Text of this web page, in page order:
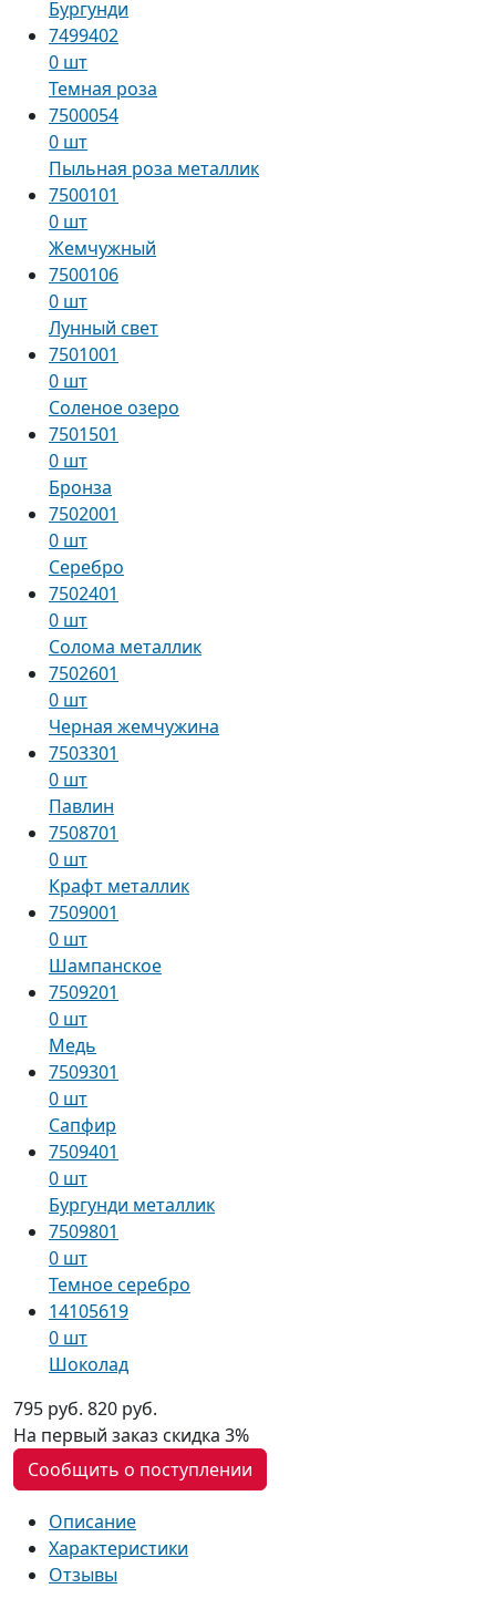
Бургунди
7499402
0 шт
Темная роза
7500054
0 шт
Пыльная роза металлик
7500101
0 шт
Жемчужный
7500106
0 шт
Лунный свет
7501001
0 шт
Соленое озеро
7501501
0 шт
Бронза
7502001
0 шт
Серебро
7502401
0 шт
Солома металлик
7502601
0 шт
Черная жемчужина
7503301
0 шт
Павлин
7508701
0 шт
Крафт металлик
7509001
0 шт
Шампанское
7509201
0 шт
Медь
7509301
0 шт
Сапфир
7509401
0 шт
Бургунди металлик
7509801
0 шт
Темное серебро
14105619
0 шт
Шоколад
795 руб. 820 руб.
На первый заказ скидка 3%
Сообщить о поступлении
Описание
Характеристики
Отзывы